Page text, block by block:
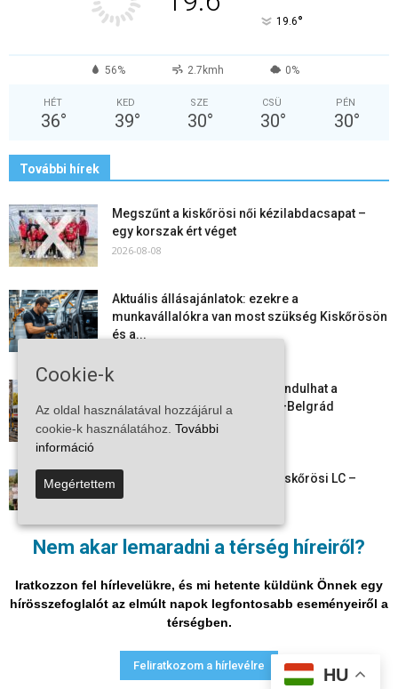
Nem akar lemaradni a térség híreiről?
Iratkozzon fel hírlevelükre, és mi hetente küldünk Önnek egy
hírösszefoglalót az elmúlt napok legfontosabb eseményeiről a
térségben.
Feliratkozom a hírlevélre
19.6°
56% 2.7kmh 0%
HÉT
36°
KED
39°
SZE
30°
CSÜ
30°
PÉN
30°
További hírek
Megszűnt a kiskőrösi női kézilabdacsapat –
egy korszak ért véget
2026-08-08
Aktuális állásajánlatok: ezekre a
munkavállalókra van most szükség Kiskőrösön
és a...
Vitézy Dávid: már ősszel újraindulhat a
személyszállítás a Budapest–Belgrád
vasútvonalon
Megkezdte a felkészülést a Kiskőrösi LC –
együtt maradt a keret,...
szabadulni a kontinens a...
2026-08-05
Adatvédelmi nyilatkozat Médiaajánlat Impresszum
HU
Cookie-k
Az oldal használatával hozzájárul a
cookie-k használatához. További
információ
Megértettem